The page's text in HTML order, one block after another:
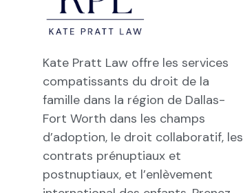
Kate Pratt Law offre les services
compatissants du droit de la
famille dans la région de Dallas-
Fort Worth dans les champs
d’adoption, le droit collaboratif, les
contrats prénuptiaux et
postnuptiaux, et l’enlèvement